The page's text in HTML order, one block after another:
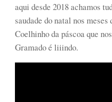
aqui desde 2018 achamos
saudade do natal nos
Coelhinho da páscoa que
Gramado é liiindo.